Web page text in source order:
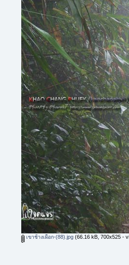
เขาช้างเผือก-(88).jpg(66.16 kB, 700x525 -